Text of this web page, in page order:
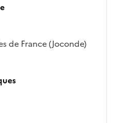
de France (Joconde)